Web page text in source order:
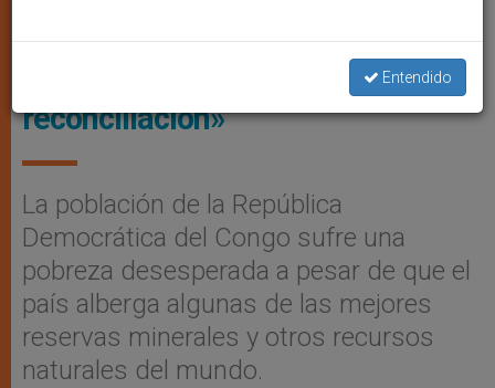
Papa en Congo: convertir el «río
de sangre» en un «océano de
reconciliación»
La población de la República
Democrática del Congo sufre una
pobreza desesperada a pesar de que el
país alberga algunas de las mejores
reservas minerales y otros recursos
naturales del mundo.
Entendido